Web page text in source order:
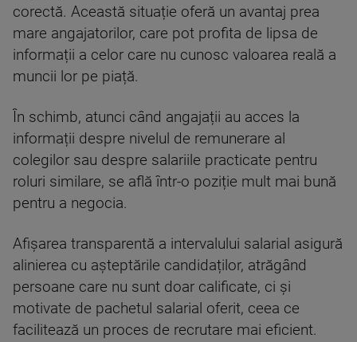
corectă. Această situație oferă un avantaj prea
mare angajatorilor, care pot profita de lipsa de
informații a celor care nu cunosc valoarea reală a
muncii lor pe piață.
În schimb, atunci când angajații au acces la
informații despre nivelul de remunerare al
colegilor sau despre salariile practicate pentru
roluri similare, se află într-o poziție mult mai bună
pentru a negocia.
Afișarea transparentă a intervalului salarial asigură
alinierea cu așteptările candidaților, atrăgând
persoane care nu sunt doar calificate, ci și
motivate de pachetul salarial oferit, ceea ce
facilitează un proces de recrutare mai eficient.